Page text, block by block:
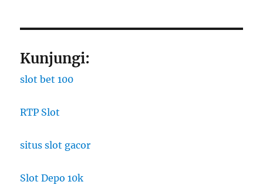
Kunjungi:
slot bet 100
RTP Slot
situs slot gacor
Slot Depo 10k